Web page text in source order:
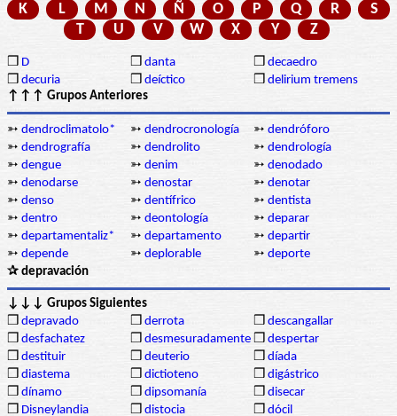
K
L M N Ñ O P Q R
S
T
U V W X Y Z
❒ D ❒ danta ❒ decaedro
❒ decuria ❒ deíctico ❒ delirium tremens
↑↑↑ Grupos Anteriores
➳ dendroclimatolo* ➳ dendrocronología ➳ dendróforo
➳ dendrografía ➳ dendrolito ➳ dendrología
➳ dengue ➳ denim ➳ denodado
➳ denodarse ➳ denostar ➳ denotar
➳ denso ➳ dentífrico ➳ dentista
➳ dentro ➳ deontología ➳ deparar
➳ departamentaliz* ➳ departamento ➳ departir
➳ depende ➳ deplorable ➳ deporte
✰ depravación
↓↓↓ Grupos Siguientes
❒ depravado ❒ derrota ❒ descangallar
❒ desfachatez ❒ desmesuradamente ❒ despertar
❒ destituir ❒ deuterio ❒ díada
❒ diastema ❒ dictioteno ❒ digástrico
❒ dínamo ❒ dipsomanía ❒ disecar
❒ Disneylandia ❒ distocia ❒ dócil